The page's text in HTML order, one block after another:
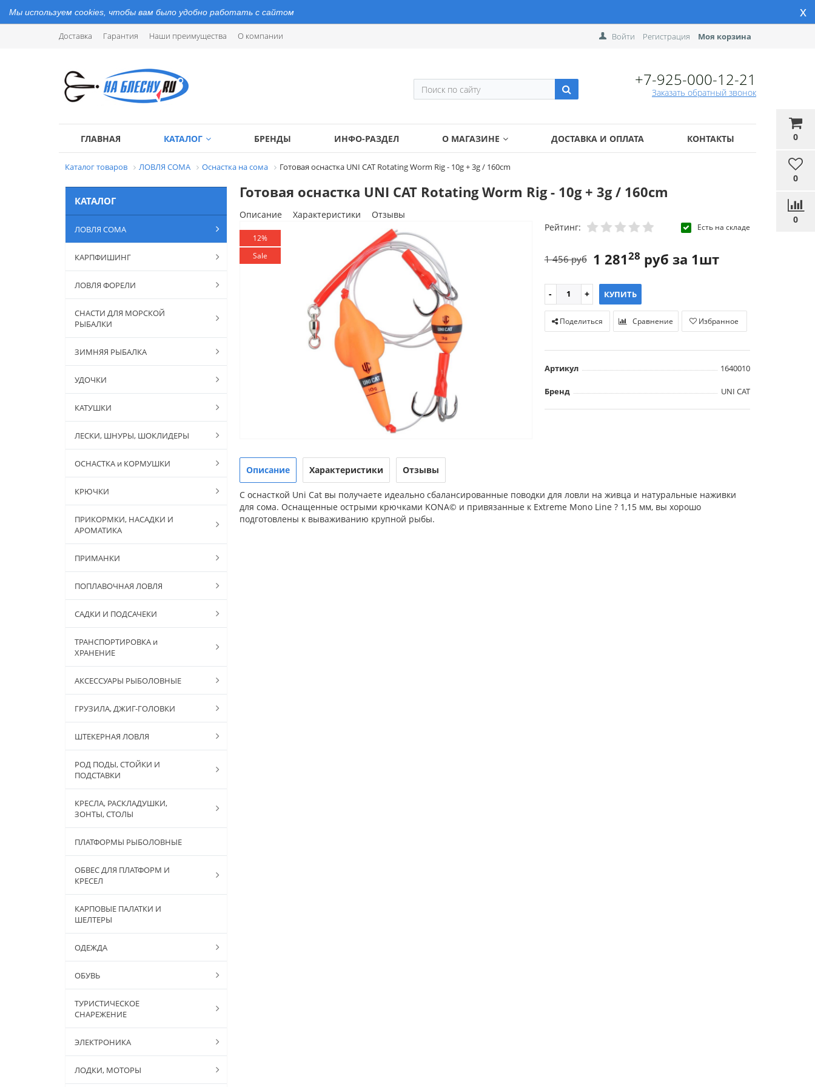
Мы используем cookies, чтобы вам было удобно работать с сайтом x
Доставка Гарантия Наши преимущества О компании
0
0
0
Войти Регистрация Моя корзина
+7-925-000-12-21
Заказать обратный звонок
ГЛАВНАЯ КАТАЛОГ БРЕНДЫ ИНФО-РАЗДЕЛ О МАГАЗИНЕ ДОСТАВКА И ОПЛАТА КОНТАКТЫ
Каталог товаров ЛОВЛЯ СОМА Оснастка на сома Готовая оснастка UNI CAT Rotating Worm Rig - 10g + 3g / 160cm
КАТАЛОГ
ЛОВЛЯ СОМА
КАРПФИШИНГ
ЛОВЛЯ ФОРЕЛИ
СНАСТИ ДЛЯ МОРСКОЙ
РЫБАЛКИ
ЗИМНЯЯ РЫБАЛКА
УДОЧКИ
КАТУШКИ
ЛЕСКИ, ШНУРЫ, ШОКЛИДЕРЫ
ОСНАСТКА и КОРМУШКИ
КРЮЧКИ
ПРИКОРМКИ, НАСАДКИ И
АРОМАТИКА
ПРИМАНКИ
ПОПЛАВОЧНАЯ ЛОВЛЯ
САДКИ И ПОДСАЧЕКИ
ТРАНСПОРТИРОВКА и
ХРАНЕНИЕ
АКСЕССУАРЫ РЫБОЛОВНЫЕ
ГРУЗИЛА, ДЖИГ-ГОЛОВКИ
ШТЕКЕРНАЯ ЛОВЛЯ
РОД ПОДЫ, СТОЙКИ И
ПОДСТАВКИ
КРЕСЛА, РАСКЛАДУШКИ,
ЗОНТЫ, СТОЛЫ
ПЛАТФОРМЫ РЫБОЛОВНЫЕ
ОБВЕС ДЛЯ ПЛАТФОРМ И
КРЕСЕЛ
КАРПОВЫЕ ПАЛАТКИ И
ШЕЛТЕРЫ
ОДЕЖДА
ОБУВЬ
ТУРИСТИЧЕСКОЕ
СНАРЕЖЕНИЕ
ЭЛЕКТРОНИКА
ЛОДКИ, МОТОРЫ
Готовая оснастка UNI CAT Rotating Worm Rig - 10g + 3g / 160cm
Описание Характеристики Отзывы
12%
Sale
Рейтинг: Есть на складе
1 28128 руб за 1шт
1 456 руб
КУПИТЬ
Поделиться Сравнение Избранное
Артикул 1640010
Бренд UNI CAT
Описание Характеристики Отзывы
С оснасткой Uni Cat вы получаете идеально сбалансированные поводки для ловли на живца и натуральные наживки
для сома. Оснащенные острыми крючками KONA© и привязанные к Extreme Mono Line ? 1,15 мм, вы хорошо
подготовлены к вываживанию крупной рыбы.